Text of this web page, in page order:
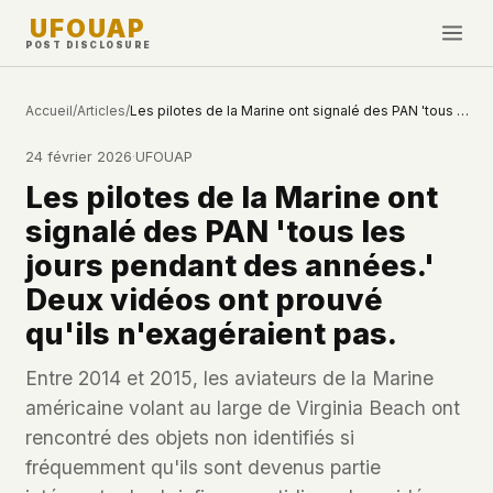
UFOUAP
POST DISCLOSURE
Topics & Tags
U.S. Govt Feed
NEWS
Cette Semaine
Nouveautés
Observations
PEOPLE
WHAT WE DON'T USE
Google Analytics
Third-party scripts
External fonts or CDNs
Accueil/Articles/ Les pilotes de la Marine ont signalé des PAN 'tous les jours pendant des années.' Deux vidéos ont prouvé qu'ils n'exagéraient pas.
24 février 2026·UFOUAP
Les pilotes de la Marine ont
signalé des PAN 'tous les
jours pendant des années.'
Deux vidéos ont prouvé
qu'ils n'exagéraient pas.
Entre 2014 et 2015, les aviateurs de la Marine
américaine volant au large de Virginia Beach ont
rencontré des objets non identifiés si
fréquemment qu'ils sont devenus partie